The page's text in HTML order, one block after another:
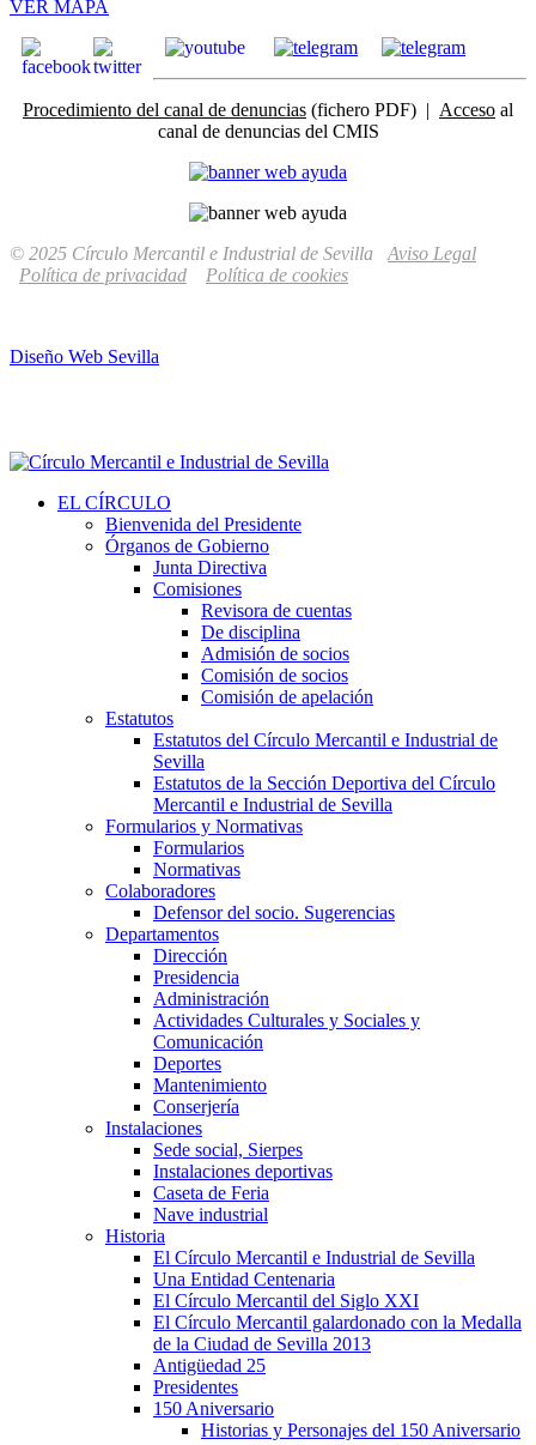
VER MAPA
Procedimiento del canal de denuncias (fichero PDF) | Acceso al
canal de denuncias del CMIS
© 2025 Círculo Mercantil e Industrial de Sevilla Aviso Legal
Política de privacidad
Política de cookies
Diseño Web Sevilla
EL CÍRCULO
Bienvenida del Presidente
Órganos de Gobierno
Junta Directiva
Comisiones
Revisora de cuentas
De disciplina
Admisión de socios
Comisión de socios
Comisión de apelación
Estatutos
Estatutos del Círculo Mercantil e Industrial de
Sevilla
Estatutos de la Sección Deportiva del Círculo
Mercantil e Industrial de Sevilla
Formularios y Normativas
Formularios
Normativas
Colaboradores
Defensor del socio. Sugerencias
Departamentos
Dirección
Presidencia
Administración
Actividades Culturales y Sociales y
Comunicación
Deportes
Mantenimiento
Conserjería
Instalaciones
Sede social, Sierpes
Instalaciones deportivas
Caseta de Feria
Nave industrial
Historia
El Círculo Mercantil e Industrial de Sevilla
Una Entidad Centenaria
El Círculo Mercantil del Siglo XXI
El Círculo Mercantil galardonado con la Medalla
de la Ciudad de Sevilla 2013
Antigüedad 25
Presidentes
150 Aniversario
Historias y Personajes del 150 Aniversario